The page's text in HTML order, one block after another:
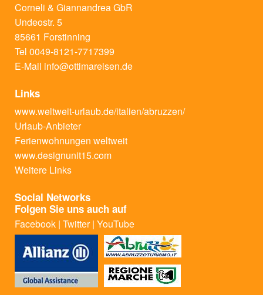
Corneli & Giannandrea GbR
Undeostr. 5
85661 Forstinning
Tel 0049-8121-7717399
E-Mail info@ottimareisen.de
Links
www.weltweit-urlaub.de/italien/abruzzen/
Urlaub-Anbieter
Ferienwohnungen weltweit
www.designunit15.com
Weitere Links
Social Networks
Folgen Sie uns auch auf
Facebook | Twitter| YouTube